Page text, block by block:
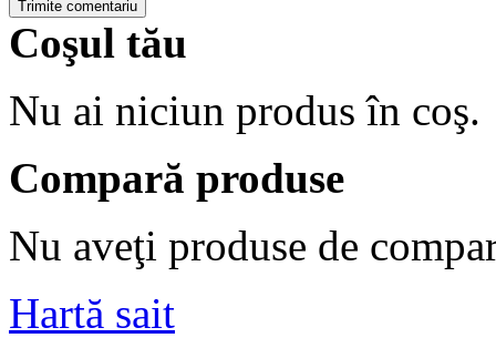
Trimite comentariu
Coşul tău
Nu ai niciun produs în coş.
Compară produse
Nu aveţi produse de
Hartă sait